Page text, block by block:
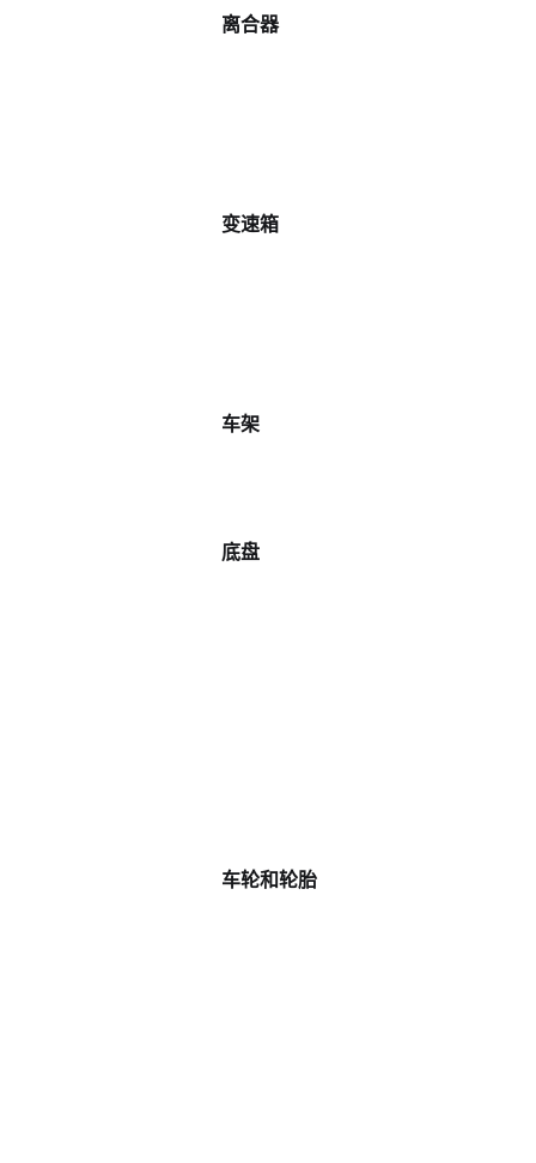
离合器
变速箱
车架
底盘
车轮和轮胎